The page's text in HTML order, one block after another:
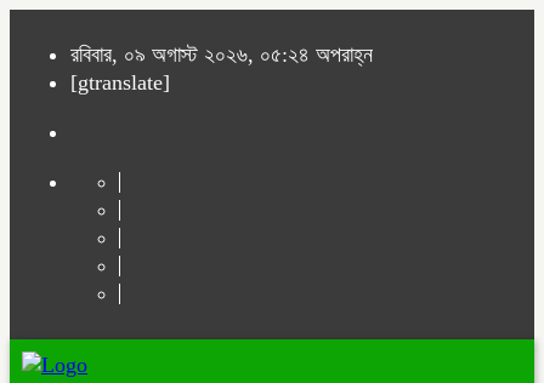
রবিবার, ০৯ অগাস্ট ২০২৬, ০৫:২৪ অপরাহ্ন
[gtranslate]